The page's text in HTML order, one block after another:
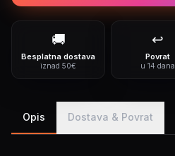
🚚
Besplatna dostava
iznad 50€
↩️
Povrat
u 14 dana
Opis Dostava & Povrat